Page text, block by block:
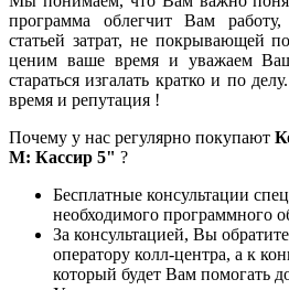
программа облегчит Вам
статьей затрат, не покрывающей
ценим ваше время и уважаем
стараться изгалать кратко и по
время и репутация !
Почему у нас регулярно покупают
М: Кассир 5" ?
Бесплатные консультации
необходимого программного
За консультацией, Вы
оператору колл-центра, а к
который будет Вам помогать